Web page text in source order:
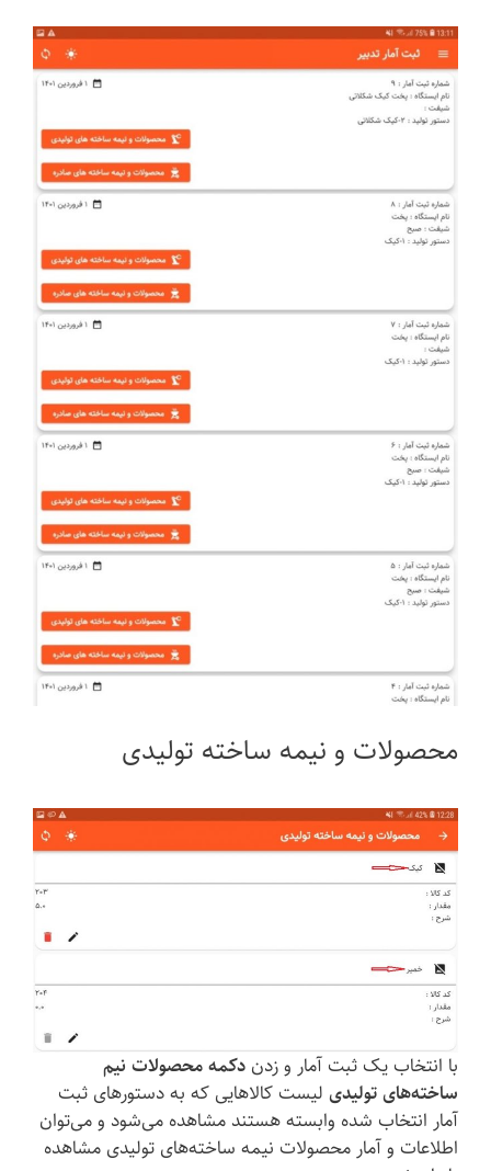
محصولات و نیمه ساخته تولیدی
با انتخاب یک ثبت آمار و زدن دکمه محصولات نیم
ساخته‌های تولیدی لیست کالاهایی که به دستورهای ثبت
آمار انتخاب شده وابسته هستند مشاهده می‌شود و می‌توان
اطلاعات و آمار محصولات نیمه ساخته‌های تولیدی مشاهده